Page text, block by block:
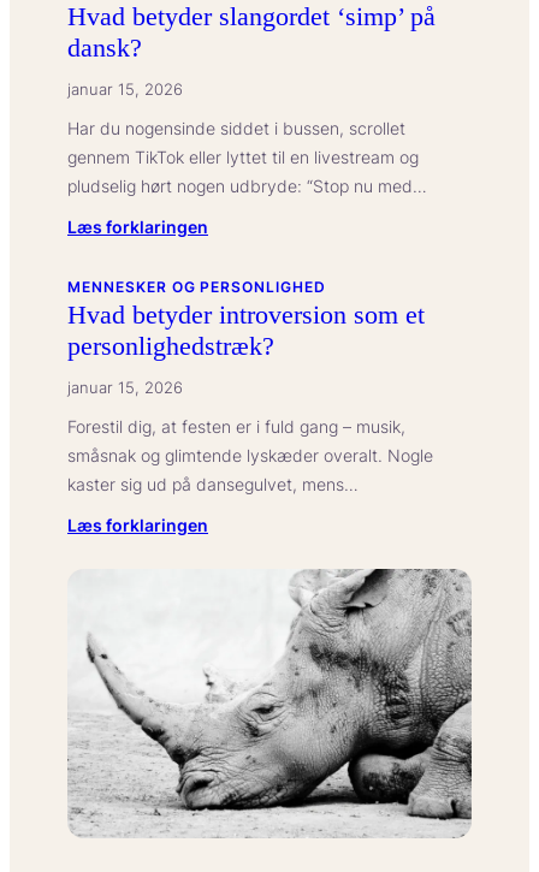
Hvad betyder slangordet ‘simp’ på
dansk?
januar 15, 2026
Har du nogensinde siddet i bussen, scrollet
gennem TikTok eller lyttet til en livestream og
pludselig hørt nogen udbryde: “Stop nu med…
Læs forklaringen
betyder
slangordet
‘simp’
MENNESKER OG PERSONLIGHED
Hvad betyder introversion som et
personlighedstræk?
januar 15, 2026
Forestil dig, at festen er i fuld gang – musik,
småsnak og glimtende lyskæder overalt. Nogle
kaster sig ud på dansegulvet, mens…
Læs forklaringen
introversion
et
personlighedstræk?